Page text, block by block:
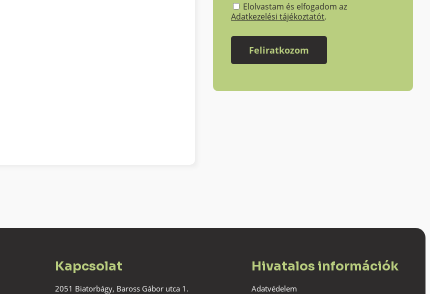
Elolvastam és elfogadom az
Adatkezelési tájékoztatót.
Kapcsolat
2051 Biatorbágy, Baross Gábor utca 1.
Hivatalos információk
Adatvédelem